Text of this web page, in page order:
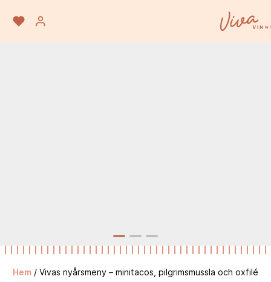
Hem / Vivas nyårsmeny – minitacos, pilgrimsmussla och oxfilé